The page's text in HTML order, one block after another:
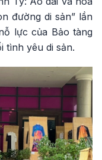
đường di sản” lần
lực của Bảo tàng
tình yêu di sản.